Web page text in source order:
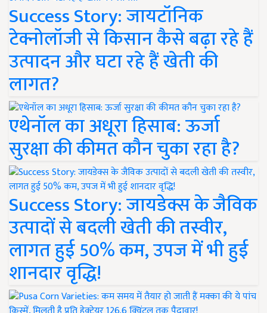
Success Story: जायटॉनिक
टेक्नोलॉजी से किसान कैसे बढ़ा रहे हैं
उत्पादन और घटा रहे हैं खेती की
लागत?
एथेनॉल का अधूरा हिसाब: ऊर्जा
सुरक्षा की कीमत कौन चुका रहा है?
Success Story: जायडेक्स के जैविक
उत्पादों से बदली खेती की तस्वीर,
लागत हुई 50% कम, उपज में भी हुई
शानदार वृद्धि!